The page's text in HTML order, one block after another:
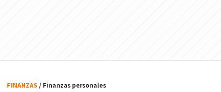
FINANZAS / Finanzas personales